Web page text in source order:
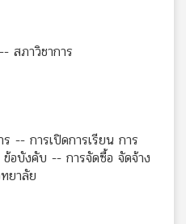
สภาวิชาการ
-- การเปิดการเรียน การ
บังคับ -- การจัดซื้อ จัดจ้าง
ยาลัย